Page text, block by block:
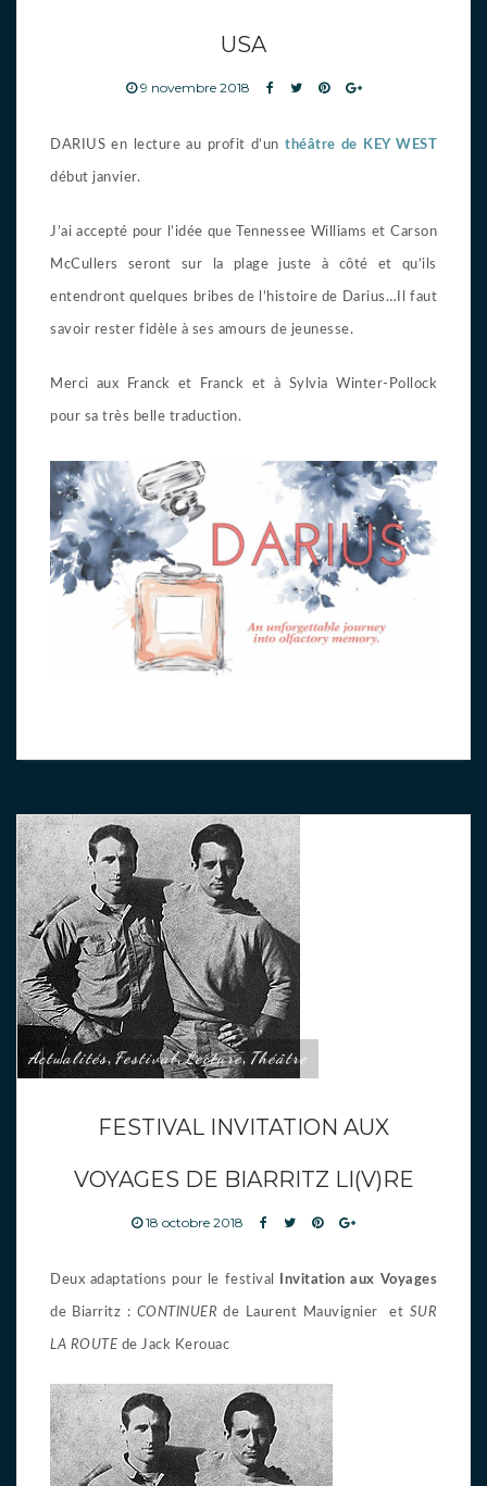
USA
9 novembre 2018
DARIUS en lecture au profit d’unthéâtre de KEY WEST
début janvier.
J’ai accepté pour l’idée que Tennessee Williams et Carson
McCullers seront sur la plage juste à côté et qu’ils
entendront quelques bribes de l’histoire de Darius…Il faut
savoir rester fidèle à ses amours de jeunesse.
Merci aux Franck et Franck et à Sylvia Winter-Pollock
pour sa très belle traduction.
Actualités, Festival,Lecture, Théâtre
FESTIVAL INVITATION AUX
VOYAGES DE BIARRITZ LI(V)RE
18 octobre 2018
Deux adaptations pour le festival Invitation aux Voyages
de Biarritz : CONTINUER de Laurent Mauvignier et SUR
LA ROUTE de Jack Kerouac